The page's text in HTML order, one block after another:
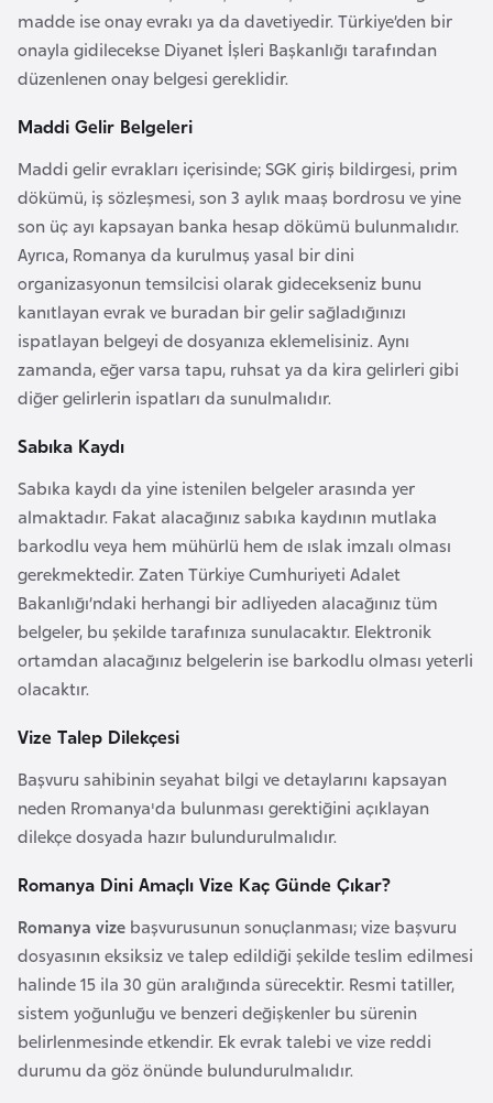
madde ise onay evrakı ya da davetiyedir. Türkiye’den bir
onayla gidilecekse Diyanet İşleri Başkanlığı tarafından
düzenlenen onay belgesi gereklidir.
Maddi Gelir Belgeleri
Maddi gelir evrakları içerisinde; SGK giriş bildirgesi, prim
dökümü, iş sözleşmesi, son 3 aylık maaş bordrosu ve yine
son üç ayı kapsayan banka hesap dökümü bulunmalıdır.
Ayrıca, Romanya da kurulmuş yasal bir dini
organizasyonun temsilcisi olarak gidecekseniz bunu
kanıtlayan evrak ve buradan bir gelir sağladığınızı
ispatlayan belgeyi de dosyanıza eklemelisiniz. Aynı
zamanda, eğer varsa tapu, ruhsat ya da kira gelirleri gibi
diğer gelirlerin ispatları da sunulmalıdır.
Sabıka Kaydı
Sabıka kaydı da yine istenilen belgeler arasında yer
almaktadır. Fakat alacağınız sabıka kaydının mutlaka
barkodlu veya hem mühürlü hem de ıslak imzalı olması
gerekmektedir. Zaten Türkiye Cumhuriyeti Adalet
Bakanlığı’ndaki herhangi bir adliyeden alacağınız tüm
belgeler, bu şekilde tarafınıza sunulacaktır. Elektronik
ortamdan alacağınız belgelerin ise barkodlu olması yeterli
olacaktır.
Vize Talep Dilekçesi
Başvuru sahibinin seyahat bilgi ve detaylarını kapsayan
neden Rromanya'da bulunması gerektiğini açıklayan
dilekçe dosyada hazır bulundurulmalıdır.
Romanya Dini Amaçlı Vize Kaç Günde Çıkar?
Romanya vize başvurusunun sonuçlanması; vize başvuru
dosyasının eksiksiz ve talep edildiği şekilde teslim edilmesi
halinde 15 ila 30 gün aralığında sürecektir. Resmi tatiller,
sistem yoğunluğu ve benzeri değişkenler bu sürenin
belirlenmesinde etkendir. Ek evrak talebi ve vize reddi
durumu da göz önünde bulundurulmalıdır.
l
g
a
i
t
B
u
r
k
n
a
F
a
s
o
Ç
a
Ç
e
k
u
m
h
u
r
i
y